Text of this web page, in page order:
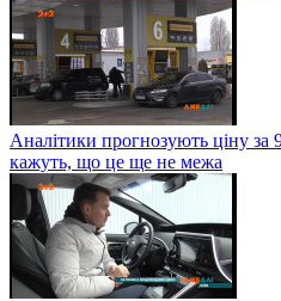
Аналітики прогнозують ціну за
кажуть, що це ще не межа